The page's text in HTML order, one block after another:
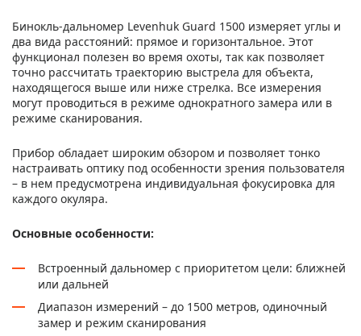
Бинокль-дальномер Levenhuk Guard 1500 измеряет углы и
два вида расстояний: прямое и горизонтальное. Этот
функционал полезен во время охоты, так как позволяет
точно рассчитать траекторию выстрела для объекта,
находящегося выше или ниже стрелка. Все измерения
могут проводиться в режиме однократного замера или в
режиме сканирования.
Прибор обладает широким обзором и позволяет тонко
настраивать оптику под особенности зрения пользователя
– в нем предусмотрена индивидуальная фокусировка для
каждого окуляра.
Основные особенности:
Встроенный дальномер с приоритетом цели: ближней
или дальней
Диапазон измерений – до 1500 метров, одиночный
замер и режим сканирования